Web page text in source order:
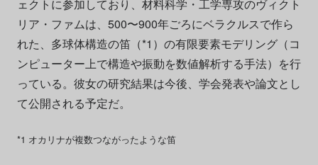
ェクトに参加しており、材料科学・工学専攻のヴィクト
リア・ファムは、500〜900年ごろにベラクルスで作ら
れた、多球体構造の笛（*1）の有限要素モデリング（コ
ンピューター上で構造や振動を数値解析する手法）を行
っている。彼女の研究結果は今後、学会発表や論文とし
て公開される予定だ。
*1 オカリナが複数つながったような笛